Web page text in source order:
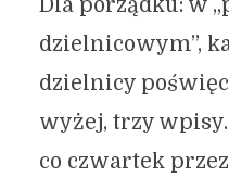
Dla porządku: w
dzielnicowym”,
dzielnicy
wyżej, trzy
co czwartek